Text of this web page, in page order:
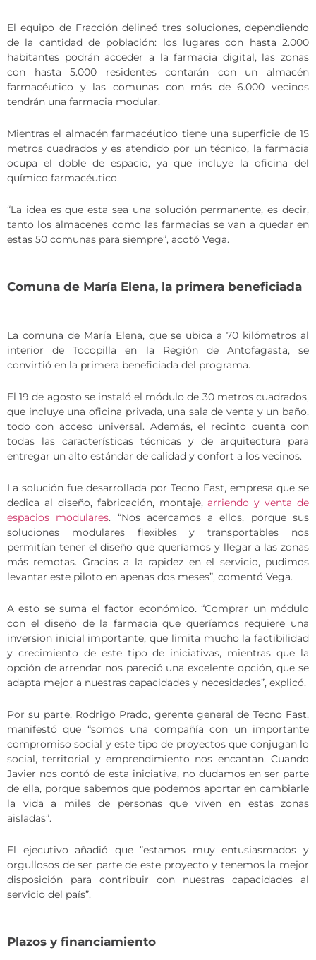
El equipo de Fracción delineó tres soluciones, dependiendo
de la cantidad de población: los lugares con hasta 2.000
habitantes podrán acceder a la farmacia digital, las zonas
con hasta 5.000 residentes contarán con un almacén
farmacéutico y las comunas con más de 6.000 vecinos
tendrán una farmacia modular.
Mientras el almacén farmacéutico tiene una superficie de 15
metros cuadrados y es atendido por un técnico, la farmacia
ocupa el doble de espacio, ya que incluye la oficina del
químico farmacéutico.
“La idea es que esta sea una solución permanente, es decir,
tanto los almacenes como las farmacias se van a quedar en
estas 50 comunas para siempre”, acotó Vega.
Comuna de María Elena, la primera beneficiada
La comuna de María Elena, que se ubica a 70 kilómetros al
interior de Tocopilla en la Región de Antofagasta, se
convirtió en la primera beneficiada del programa.
El 19 de agosto se instaló el módulo de 30 metros cuadrados,
que incluye una oficina privada, una sala de venta y un baño,
todo con acceso universal. Además, el recinto cuenta con
todas las características técnicas y de arquitectura para
entregar un alto estándar de calidad y confort a los vecinos.
La solución fue desarrollada por Tecno Fast, empresa que se
dedica al diseño, fabricación, montaje,arriendo y venta de
espacios modulares. “Nos acercamos a ellos, porque sus
soluciones modulares flexibles y transportables nos
permitían tener el diseño que queríamos y llegar a las zonas
más remotas. Gracias a la rapidez en el servicio, pudimos
levantar este piloto en apenas dos meses”, comentó Vega.
A esto se suma el factor económico. “Comprar un módulo
con el diseño de la farmacia que queríamos requiere una
inversion inicial importante, que limita mucho la factibilidad
y crecimiento de este tipo de iniciativas, mientras que la
opción de arrendar nos pareció una excelente opción, que se
adapta mejor a nuestras capacidades y necesidades”, explicó.
Por su parte, Rodrigo Prado, gerente general de Tecno Fast,
manifestó que “somos una compañía con un importante
compromiso social y este tipo de proyectos que conjugan lo
social, territorial y emprendimiento nos encantan. Cuando
Javier nos contó de esta iniciativa, no dudamos en ser parte
de ella, porque sabemos que podemos aportar en cambiarle
la vida a miles de personas que viven en estas zonas
aisladas”.
El ejecutivo añadió que “estamos muy entusiasmados y
orgullosos de ser parte de este proyecto y tenemos la mejor
disposición para contribuir con nuestras capacidades al
servicio del país”.
Plazos y financiamiento